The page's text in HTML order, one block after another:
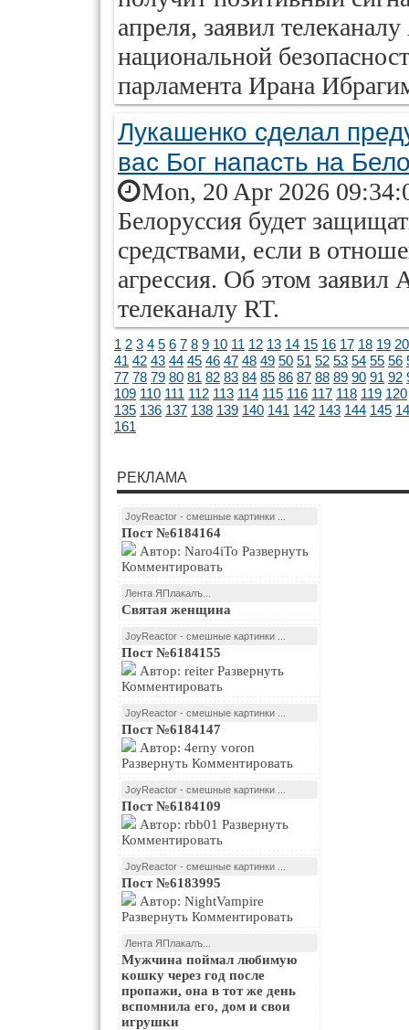
апреля, заявил
национальной
парламента Ирана
Лукашенко сделал
вас Бог напасть на
Mon, 20 Apr 2026
Белоруссия будет
средствами, если в
агрессия. Об этом
телеканалу RT.
1 2 3 4 5 6 7 8 9 10 11 12 13 14 15 16 17 18 19 20
41 42 43 44 45 46 47 48 49 50 51 52 53 54 55 56
77 78 79 80 81 82 83 84 85 86 87 88 89 90 91 92
109 110 111 112 113 114 115 116 117 118 119 120
135 136 137 138 139 140 141 142 143 144 145
161
РЕКЛАМА
JoyReactor - смешные картинки ...
Пост №6184164
Комментировать
Лента ЯПлакалъ...
Святая женщина
JoyReactor - смешные картинки ...
Пост №6184155
Комментировать
JoyReactor - смешные картинки ...
Пост №6184147
Развернуть Комментировать
JoyReactor - смешные картинки ...
Пост №6184109
Комментировать
JoyReactor - смешные картинки ...
Пост №6183995
Развернуть Комментировать
Лента ЯПлакалъ...
Мужчина поймал любимую
кошку через год после
пропажи, она в тот же день
вспомнила его, дом и свои
игрушки